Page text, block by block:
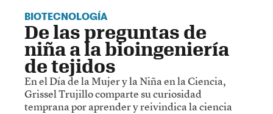
BIOTECNOLOGÍA
De las preguntas de
niña a la bioingeniería
de tejidos
En el Día de la Mujer y la Niña en la Ciencia,
Grissel Trujillo comparte su curiosidad
temprana por aprender y reivindica la ciencia